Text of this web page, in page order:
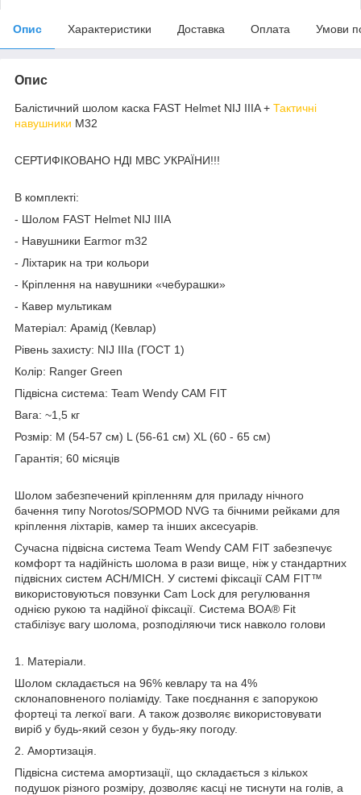
Опис Характеристики Доставка Оплата Умови
Опис
Балістичний шолом каска FAST Helmet NIJ IIIA + Тактичні
навушники M32
СЕРТИФІКОВАНО НДІ МВС УКРАЇНИ!!!
В комплекті:
- Шолом FAST Helmet NIJ IIIA
- Навушники Earmor m32
- Ліхтарик на три кольори
- Кріплення на навушники «чебурашки»
- Кавер мультикам
Матеріал: Арамід (Кевлар)
Рівень захисту: NIJ IIIa (ГОСТ 1)
Колір: Ranger Green
Підвісна система: Team Wendy CAM FIT
Вага: ~1,5 кг
Розмір: M (54-57 см) L (56-61 см) XL (60 - 65 см)
Гарантія; 60 місяців
Шолом забезпечений кріпленням для приладу нічного
бачення типу Norotos/SOPMOD NVG та бічними рейками для
кріплення ліхтарів, камер та інших аксесуарів.
Сучасна підвісна система Team Wendy CAM FIT забезпечує
комфорт та надійність шолома в рази вище, ніж у стандартних
підвісних систем ACH/MICH. У системі фіксації CAM FIT™
використовуються повзунки Cam Lock для регулювання
однією рукою та надійної фіксації. Система BOA® Fit
стабілізує вагу шолома, розподіляючи тиск навколо голови
1. Матеріали.
Шолом складається на 96% кевлару та на 4%
склонаповненого поліаміду. Таке поєднання є запорукою
фортеці та легкої ваги. А також дозволяє використовувати
виріб у будь-який сезон у будь-яку погоду.
2. Амортизація.
Підвісна система амортизації, що складається з кількох
подушок різного розміру, дозволяє касці не тиснути на голів, а